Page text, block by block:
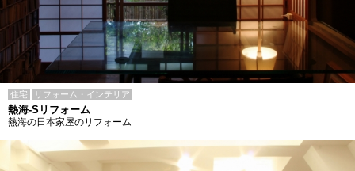
住宅 リフォーム・インテリア
熱海-Sリフォーム
熱海の日本家屋のリフォーム